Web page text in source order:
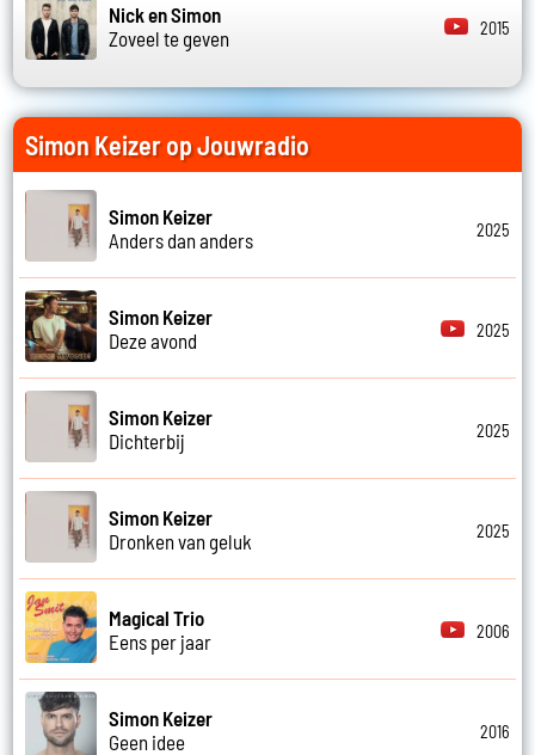
Nick en Simon
Zoveel te geven
2015
Simon Keizer op Jouwradio
Simon Keizer
Anders dan anders
2025
Simon Keizer
Deze avond
2025
Simon Keizer
Dichterbij
2025
Simon Keizer
Dronken van geluk
2025
Magical Trio
Eens per jaar
2006
Simon Keizer
Geen idee
2016